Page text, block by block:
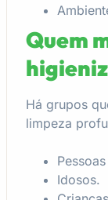
Quem
Há grupos
limpeza
Idosos.